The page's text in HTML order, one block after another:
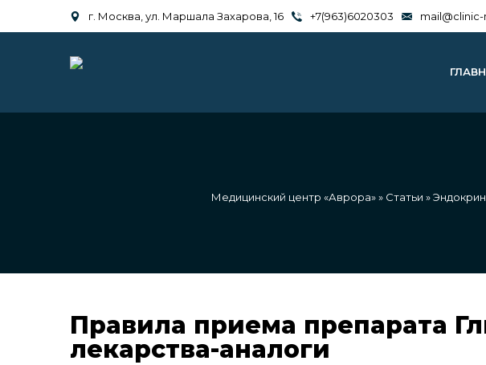
г. Москва, ул. Маршала Захарова, 16 +7(963)6020303 mail@clinic-
Медицинский центр «Аврора»» Статьи »
Правила приема препарата
лекарства-аналоги